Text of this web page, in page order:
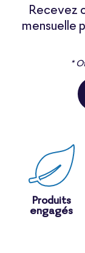
Recevez
mensuelle
*
Produits
engagés